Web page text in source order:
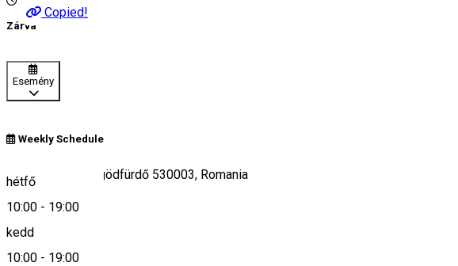
Magyar
Copied!
Zárva
Esemény
Weekly Schedule
hétfő
10:00 - 19:00
kedd
10:00 - 19:00
Jigodin-Băi/Zsögödfürdő 530003, Romania
Keresd térképen